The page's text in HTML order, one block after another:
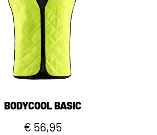
BODYCOOL BASIC
€ 56,95